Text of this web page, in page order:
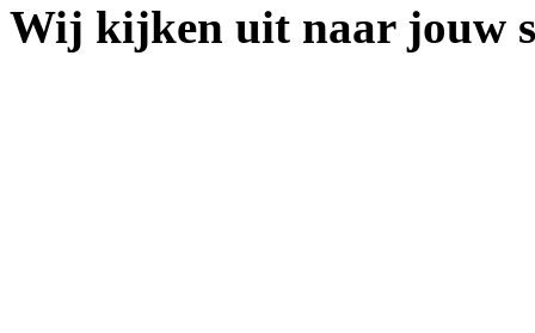
Wij kijken uit naar jouw